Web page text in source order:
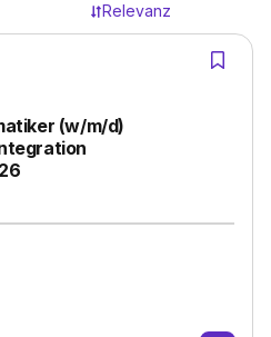
Relevanz
(w/m/d)